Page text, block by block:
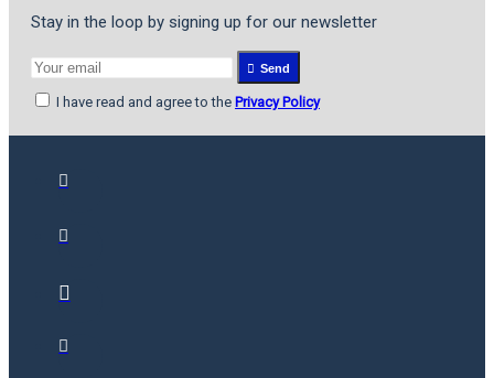
Stay in the loop by signing up for our newsletter
Send
I have read and agree to the Privacy Policy